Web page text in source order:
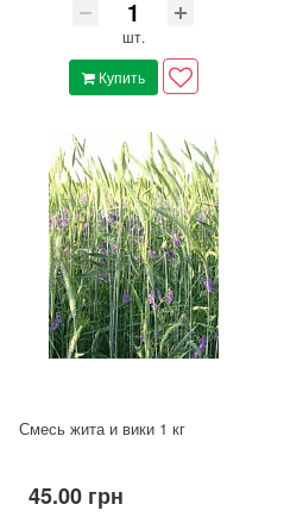
шт.
Купить
Смесь жита и вики 1 кг
45.00 грн